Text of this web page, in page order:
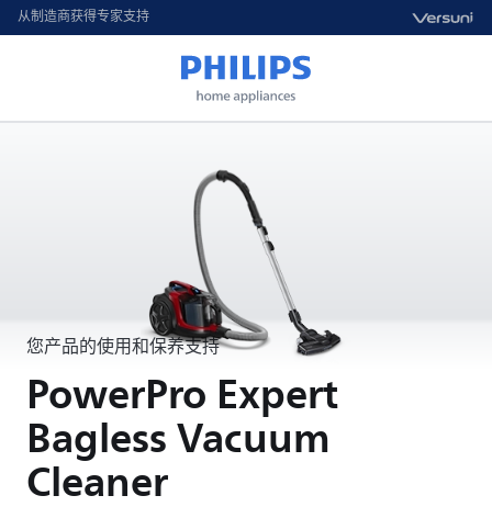
从制造商获得专家支持
您产品的使用和保养支持
PowerPro Expert
Bagless Vacuum
Cleaner